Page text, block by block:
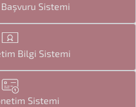
Sistemi
Bilgi Sistemi
Sistemi